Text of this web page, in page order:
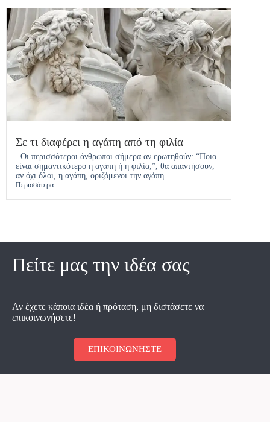
Σε τι διαφέρει η αγάπη από τη φιλία
Οι περισσότεροι άνθρωποι σήμερα αν ερωτηθούν: “Ποιο
είναι σημαντικότερο η αγάπη ή η φιλία;”, θα απαντήσουν,
αν όχι όλοι, η αγάπη, οριζόμενοι την αγάπη...
Περισσότερα
Πείτε μας την ιδέα σας
Αν έχετε κάποια ιδέα ή πρόταση, μη διστάσετε να
επικοινωνήσετε!
ΕΠΙΚΟΙΝΩΝΗΣΤΕ